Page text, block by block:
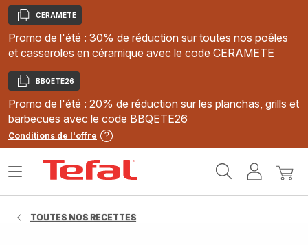
Copier
CERAMETE
Promo de l'été : 30% de réduction sur toutes nos poêles
et casseroles en céramique avec le code CERAMETE
Copier
BBQETE26
Promo de l'été : 20% de réduction sur les planchas, grills et
barbecues avec le code BBQETE26
Conditions de l'offre
MonMon
Ouvrir
TOUTES NOS RECETTES